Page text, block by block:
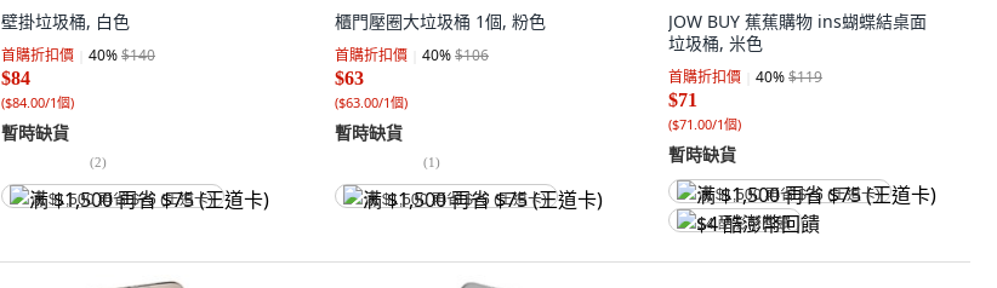
壁掛垃圾桶, 白色
首購折扣價 40%$140
$84
($84.00/1個)
暫時缺貨
(2)
满 $1,500 再省 $75 (王道卡)
櫃門壓圈大垃圾桶 1個, 粉色
首購折扣價 40%$106
$63
($63.00/1個)
暫時缺貨
(1)
满 $1,500 再省 $75 (王道卡)
JOW BUY 蕉蕉購物 ins蝴蝶結桌面
垃圾桶, 米色
首購折扣價 40%$119
$71
($71.00/1個)
暫時缺貨
满 $1,500 再省 $75 (王道卡)
$4 酷澎幣回饋